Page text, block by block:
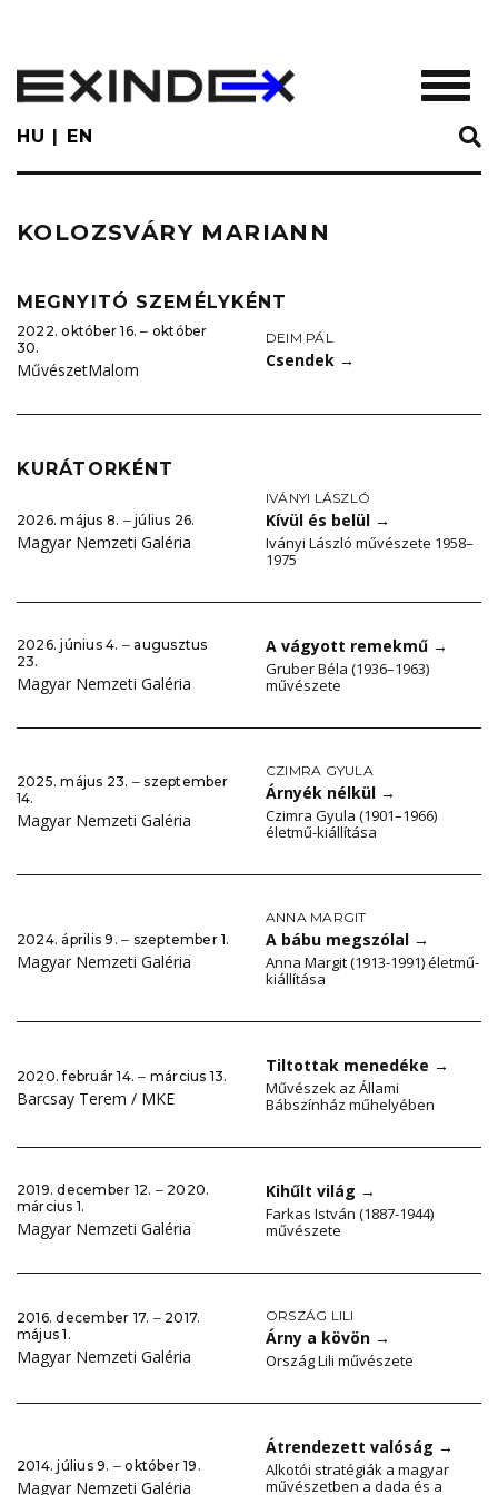
main
content
HU EN
KOLOZSVÁRY MARIANN
MEGNYITÓ SZEMÉLYKÉNT
2022. október 16. ‒ október
30.
MűvészetMalom
DEIM PÁL
Csendek →
KURÁTORKÉNT
2026. május 8. ‒ július 26.
Magyar Nemzeti Galéria
IVÁNYI LÁSZLÓ
Kívül és belül →
Iványi László művészete 1958–
1975
2026. június 4. ‒ augusztus
23.
Magyar Nemzeti Galéria
A vágyott remekmű →
Gruber Béla (1936–1963)
művészete
2025. május 23. ‒ szeptember
14.
Magyar Nemzeti Galéria
CZIMRA GYULA
Árnyék nélkül →
Czimra Gyula (1901–1966)
életmű-kiállítása
2024. április 9. ‒ szeptember 1.
Magyar Nemzeti Galéria
ANNA MARGIT
A bábu megszólal →
Anna Margit (1913-1991) életmű-
kiállítása
2020. február 14. ‒ március 13.
Barcsay Terem / MKE
Tiltottak menedéke →
Művészek az Állami
Bábszínház műhelyében
2019. december 12. ‒ 2020.
március 1.
Magyar Nemzeti Galéria
Kihűlt világ →
Farkas István (1887-1944)
művészete
2016. december 17. ‒ 2017.
május 1.
Magyar Nemzeti Galéria
ORSZÁG LILI
Árny a kövön →
Ország Lili művészete
2014. július 9. ‒ október 19.
Magyar Nemzeti Galéria
Átrendezett valóság →
Alkotói stratégiák a magyar
művészetben a dada és a